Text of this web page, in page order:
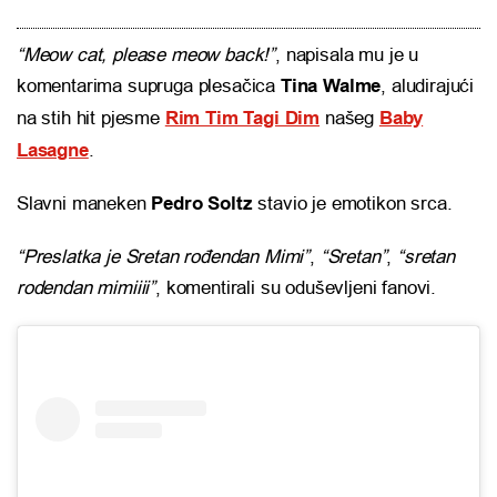
“Meow cat, please meow back!”, napisala mu je u
komentarima supruga plesačica Tina Walme , aludirajući
na stih hit pjesme Rim Tim Tagi Dim našeg Baby
Lasagne.
Slavni maneken Pedro Soltzstavio je emotikon srca.
“Preslatka je Sretan rođendan Mimi”, “Sretan”, “sretan
rodendan mimiiii”, komentirali su oduševljeni fanovi.